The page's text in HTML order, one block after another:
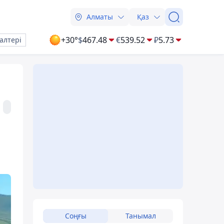
Алматы Қаз
+30°$467.48 €539.52 ₽5.73
Соңғы Танымал